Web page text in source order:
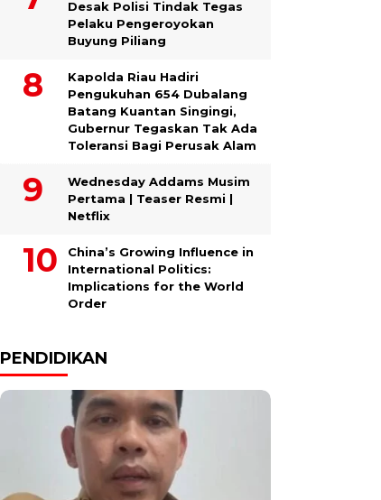
Desak Polisi Tindak Tegas
Pelaku Pengeroyokan
Buyung Piliang
Kapolda Riau Hadiri
Pengukuhan 654 Dubalang
Batang Kuantan Singingi,
Gubernur Tegaskan Tak Ada
Toleransi Bagi Perusak Alam
Wednesday Addams Musim
Pertama | Teaser Resmi |
Netflix
China’s Growing Influence in
International Politics:
Implications for the World
Order
PENDIDIKAN